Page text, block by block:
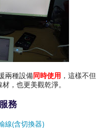
兩種設備同時使用 ，這樣不但
，也更美觀乾淨。
務